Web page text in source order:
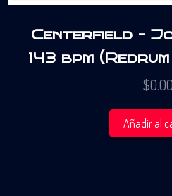
Centerfield –
143 bpm
$0.00
Añadir al